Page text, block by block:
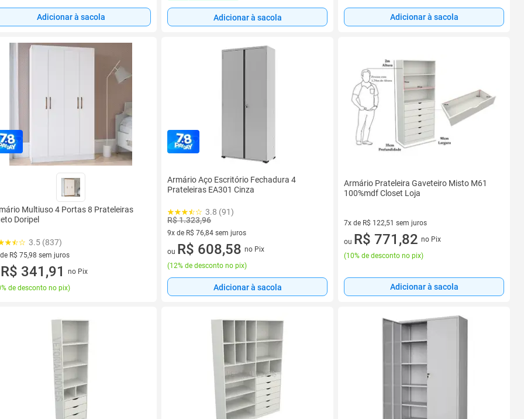
Adicionar à sacola Adicionar à sacola Adicionar à sacola
Multiuso 4 Portas 8 Prateleiras
Doripel
3.5 (837)
R$ 75,98 sem juros
de R$ 75,98 sem juros
R$ 341,91
no Pix
de desconto no pix)
Armário Aço Escritório Fechadura 4
Prateleiras EA301 Cinza
3.8 (91)
R$ 1.323,96
9x de R$ 76,84 sem juros
9 vez de R$ 76,84 sem juros
ou R$ 608,58 no Pix
(12% de desconto no pix)
Adicionar à sacola
Armário Prateleira Gaveteiro Misto M61
100%mdf Closet Loja
7x de R$ 122,51 sem juros
7 vez de R$ 122,51 sem juros
ou R$ 771,82 no Pix
(10% de desconto no pix)
Adicionar à sacola